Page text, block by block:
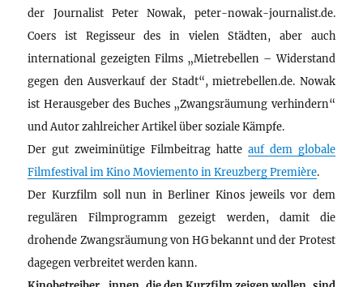
der Journalist Peter Nowak, peter-nowak-journalist.de.
Coers ist Regisseur des in vielen Städten, aber auch
international gezeigten Films „Mietrebellen – Widerstand
gegen den Ausverkauf der Stadt“, mietrebellen.de. Nowak
ist Herausgeber des Buches „Zwangsräumung verhindern“
und Autor zahlreicher Artikel über soziale Kämpfe.
Der gut zweiminütige Filmbeitrag hatte auf dem globale
Filmfestival im Kino Moviemento in Kreuzberg Première.
Der Kurzfilm soll nun in Berliner Kinos jeweils vor dem
regulären Filmprogramm gezeigt werden, damit die
drohende Zwangsräumung von HG bekannt und der Protest
dagegen verbreitet werden kann.